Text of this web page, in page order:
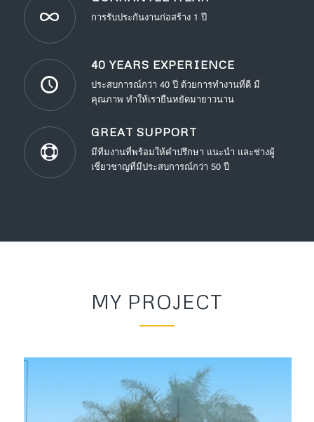
การรับประกันงานก่อสร้าง 1 ปี
40 YEARS EXPERIENCE
ประสบการณ์กว่า 40 ปี ด้วยการทำงานที่ดี มี
คุณภาพ ทำให้เรายืนหยัดมายาวนาน
GREAT SUPPORT
มีทีมงานที่พร้อมให้คำปรึกษา แนะนำ และช่างผู้
เชี่ยวชาญที่มีประสบการณ์กว่า 50 ปี
MY PROJECT